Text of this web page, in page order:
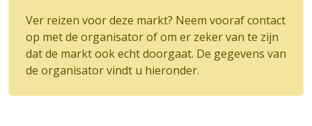
Ver reizen voor deze markt? Neem vooraf contact
op met de organisator of om er zeker van te zijn
dat de markt ook echt doorgaat. De gegevens van
de organisator vindt u hieronder.